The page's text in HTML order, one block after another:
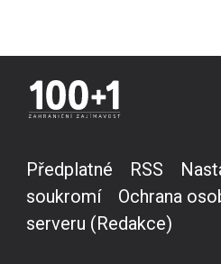
Předplatné RSS
soukromí
Ochrana
serveru (Redakce)